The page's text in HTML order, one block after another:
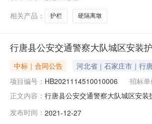
平
相关产品：
护栏 硬隔离墩
行唐县公安交通警察大队城区安装
中标｜合同公告 河北省｜石家庄市｜行
项目编号： HB2021114510010006 招标单
正文内容： 行唐县公安交通警察大队城区安
体采购人：行唐县公安交通警察
发布时间： 2021-12-27